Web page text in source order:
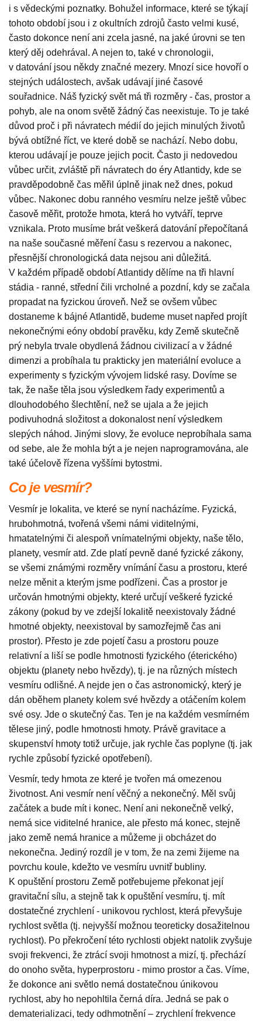
i s vědeckými poznatky. Bohužel informace, které se týkají
tohoto období jsou i z okultních zdrojů často velmi kusé,
často dokonce není ani zcela jasné, na jaké úrovni se ten
který děj odehrával. A nejen to, také v chronologii,
v datování jsou někdy značné mezery. Mnozí sice hovoří o
stejných událostech, avšak udávají jiné časové
souřadnice. Náš fyzický svět má tři rozměry - čas, prostor a
pohyb, ale na onom světě žádný čas neexistuje. To je také
důvod proč i při návratech médií do jejich minulých životů
bývá obtížné říct, ve které době se nachází. Nebo dobu,
kterou udávají je pouze jejich pocit. Často ji nedovedou
vůbec určit, zvláště při návratech do éry Atlantidy, kde se
pravděpodobně čas měřil úplně jinak než dnes, pokud
vůbec. Nakonec dobu ranného vesmíru nelze ještě vůbec
časově měřit, protože hmota, která ho vytváří, teprve
vznikala. Proto musíme brát veškerá datování přepočítaná
na naše současné měření času s rezervou a nakonec,
přesnější chronologická data nejsou ani důležitá.
V každém případě období Atlantidy dělíme na tři hlavní
stádia - ranné, střední čili vrcholné a pozdní, kdy se začala
propadat na fyzickou úroveň. Než se ovšem vůbec
dostaneme k bájné Atlantidě, budeme muset napřed projít
nekonečnými eóny období pravěku, kdy Země skutečně
prý nebyla trvale obydlená žádnou civilizací a v žádné
dimenzi a probíhala tu prakticky jen materiální evoluce a
experimenty s fyzickým vývojem lidské rasy. Dovíme se
tak, že naše těla jsou výsledkem řady experimentů a
dlouhodobého šlechtění, než se ujala a že jejich
podivuhodná složitost a dokonalost není výsledkem
slepých náhod. Jinými slovy, že evoluce neprobíhala sama
od sebe, ale že mohla být a je nejen naprogramována, ale
také účelově řízena vyššími bytostmi.
Co je vesmír?
Vesmír je lokalita, ve které se nyní nacházíme. Fyzická,
hrubohmotná, tvořená všemi námi viditelnými,
hmatatelnými či alespoň vnímatelnými objekty, naše tělo,
planety, vesmír atd. Zde platí pevně dané fyzické zákony,
se všemi známými rozměry vnímání času a prostoru, které
nelze měnit a kterým jsme podřízeni. Čas a prostor je
určován hmotnými objekty, které určují veškeré fyzické
zákony (pokud by ve zdejší lokalitě neexistovaly žádné
hmotné objekty, neexistoval by samozřejmě čas ani
prostor). Přesto je zde pojetí času a prostoru pouze
relativní a liší se podle hmotnosti fyzického (éterického)
objektu (planety nebo hvězdy), tj. je na různých místech
vesmíru odlišné. A nejde jen o čas astronomický, který je
dán oběhem planety kolem své hvězdy a otáčením kolem
své osy. Jde o skutečný čas. Ten je na každém vesmírném
tělese jiný, podle hmotnosti hmoty. Právě gravitace a
skupenství hmoty totiž určuje, jak rychle čas poplyne (tj. jak
rychle způsobí fyzické opotřebení).
Vesmír, tedy hmota ze které je tvořen má omezenou
životnost. Ani vesmír není věčný a nekonečný. Měl svůj
začátek a bude mít i konec. Není ani nekonečně velký,
nemá sice viditelné hranice, ale přesto má konec, stejně
jako země nemá hranice a můžeme ji obcházet do
nekonečna. Jediný rozdíl je v tom, že na zemi žijeme na
povrchu koule, kdežto ve vesmíru uvnitř bubliny.
K opuštění prostoru Země potřebujeme překonat její
gravitační sílu, a stejně tak k opuštění vesmíru, tj. mít
dostatečné zrychlení - unikovou rychlost, která převyšuje
rychlost světla (tj. nejvyšší možnou teoreticky dosažitelnou
rychlost). Po překročení této rychlosti objekt natolik zvyšuje
svoji frekvenci, že ztrácí svoji hmotnost a mizí, tj. přechází
do onoho světa, hyperprostoru - mimo prostor a čas. Víme,
že dokonce ani světlo nemá dostatečnou únikovou
rychlost, aby ho nepohltila černá díra. Jedná se pak o
dematerializaci, tedy odhmotnění – zrychlení frekvence